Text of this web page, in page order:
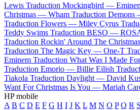
Lewis Traduction Mockingbird —
Christmas — Wham Traduction
Traduction Flowers — Miley Cyrus
Teddy Swims Traduction BESO —
Traduction Rockin' Around The
Traduction The Magic Key — One-T
Eminem Traduction What Was I Made
Traduction Emorio — Billie Eilish
Tiakola Traduction Daylight — David
Want For Christmas Is You — Mariah
HP mobile
A B C D E F G H I J K L M N O P Q R S